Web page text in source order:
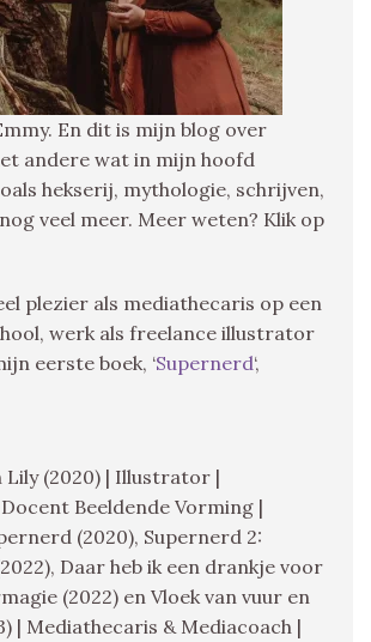
En dit is mijn blog over
andere wat in mijn hoofd
hekserij, mythologie, schrijven,
veel meer. Meer weten? Klik op
plezier als mediathecaris op een
werk als freelance illustrator
eerste boek, ‘Supernerd‘,
Lily (2020) | Illustrator |
Beeldende Vorming |
(2020), Supernerd 2:
Daar heb ik een drankje voor
(2022) en Vloek van vuur en
| Mediathecaris & Mediacoach |